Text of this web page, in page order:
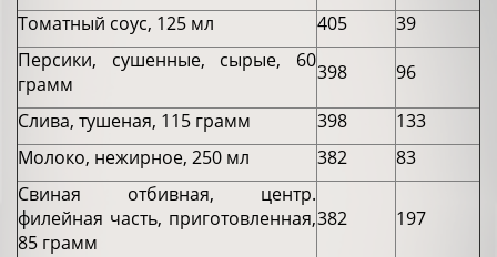
Томатный соус, 125 мл
405
39
Персики, сушенные, сырые, 60
грамм
398
96
Слива, тушеная, 115 грамм
398
133
Молоко, нежирное, 250 мл
382
83
Свиная отбивная, центр.
филейная часть, приготовленная,
85 грамм
382 197